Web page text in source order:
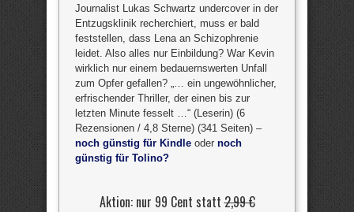
Journalist Lukas Schwartz undercover in der
Entzugsklinik recherchiert, muss er bald
feststellen, dass Lena an Schizophrenie
leidet. Also alles nur Einbildung? War Kevin
wirklich nur einem bedauernswerten Unfall
zum Opfer gefallen? „… ein ungewöhnlicher,
erfrischender Thriller, der einen bis zur
letzten Minute fesselt …“ (Leserin) (6
Rezensionen / 4,8 Sterne) (341 Seiten) –
noch günstig für Kindle oder noch
günstig für Tolino?
Aktion: nur 99 Cent statt2,99 €